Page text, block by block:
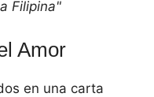
Filipina"
Amor
en una carta